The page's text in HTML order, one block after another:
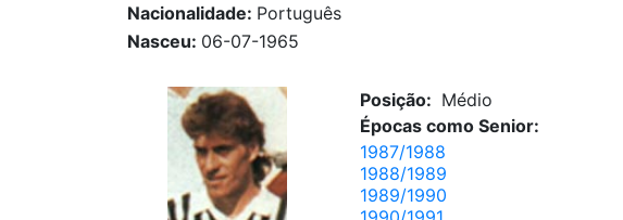
Nacionalidade: Português
Nasceu: 06-07-1965
Posição: Médio
Épocas como Senior:
1987/1988
1988/1989
1989/1990